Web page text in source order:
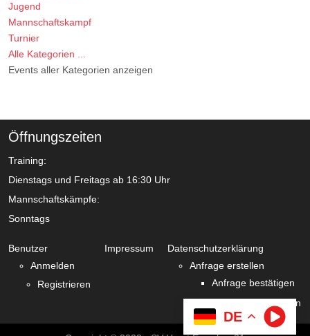
DE
Jugend
Mannschaftskampf
Turnier
Alle Kategorien ...
Events aller Kategorien anzeigen
Öffnungszeiten
Training:
Dienstags und Freitags ab 16:30 Uhr
Mannschaftskämpfe:
Sonntags
Benutzer
Anmelden
Registrieren
Impressum
Datenschutzerklärung
Anfrage erstellen
Anfrage bestätigen
Zustimmung verlängern